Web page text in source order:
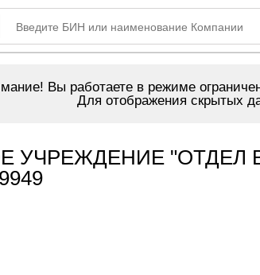
Вы работаете в режиме
Для отображения скрытых
УЧРЕЖДЕНИЕ